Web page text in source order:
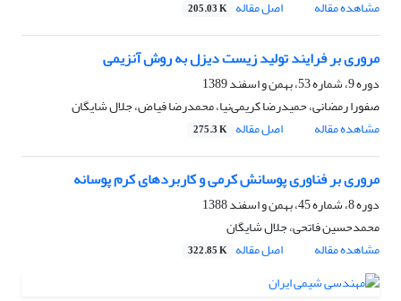
مشاهده مقاله
اصل مقاله 205.03 K
مروری بر فرایند تولید زیست دیزل به روش آنزیمی
دوره 9، شماره 53، بهمن و اسفند 1389
صفورا رمضانی، حمیدرضا کریمی‌نیا، محمدرضا فیاض، جلال شایگان
مشاهده مقاله
اصل مقاله 275.3 K
مروری بر فناوری پوسانش کرمی و کاربردهای کرم پوسانه
دوره 8، شماره 45، بهمن و اسفند 1388
محمدحسین فاتحی، جلال شایگان
مشاهده مقاله
اصل مقاله 322.85 K